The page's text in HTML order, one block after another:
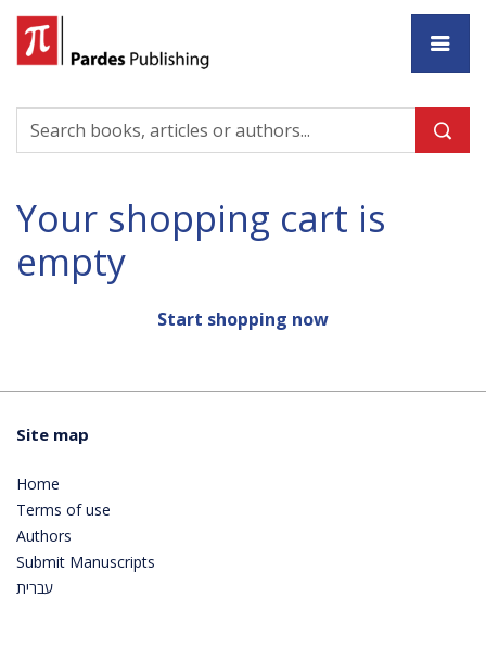
Your shopping cart is
empty
Start shopping now
Site map
Home
Terms of use
Authors
Submit Manuscripts
עברית